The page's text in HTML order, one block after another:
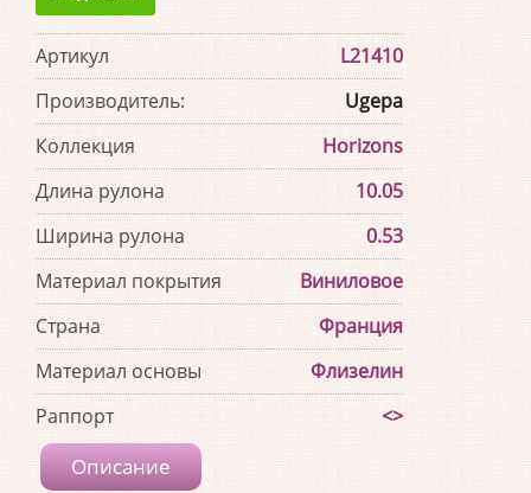
Артикул
L21410
Производитель:
Ugepa
Коллекция
Horizons
Длина рулона
10.05
Ширина рулона
0.53
Материал покрытия
Виниловое
Страна
Франция
Материал основы
Флизелин
Раппорт
<>
Описание